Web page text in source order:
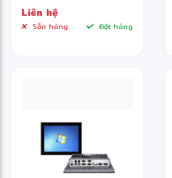
Liên hệ
Sẵn hàng Đặt hàng